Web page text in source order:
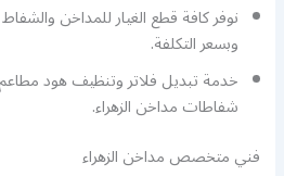
نوفر كافة قطع الغيار للمداخن
وبسعر التكلفة.
خدمة تبديل فلاتر وتنظيف هود
شفاطات مداخن الزهراء.
فني متخصص مداخن الزهراء